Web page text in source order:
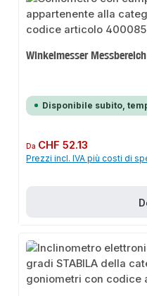
Winkelmesser
Disponibile subito,
Prezzo normale:
Da CHF 52.13
Prezzi incl. IVA più costi di